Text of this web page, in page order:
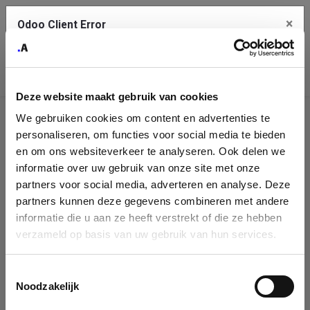
Deze website maakt gebruik van cookies
We gebruiken cookies om content en advertenties te
personaliseren, om functies voor social media te bieden
en om ons websiteverkeer te analyseren. Ook delen we
informatie over uw gebruik van onze site met onze
partners voor social media, adverteren en analyse. Deze
partners kunnen deze gegevens combineren met andere
informatie die u aan ze heeft verstrekt of die ze hebben
verzameld op basis van uw gebruik van hun services.
Noodzakelijk
Company
Identification
Please fill in your company details
You can search a company in our database by name, VAT or
enterprise ID. When a company is selected it will auto-complete the
form. If you don't find your company in our database, you can create
Odoo Client Error ×
service.
See details
Ok